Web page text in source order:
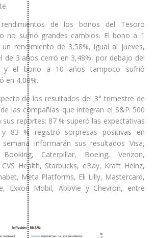
de los bonos del Tesoro
no sufrió grandes cambios. El bono a 1
rendimiento de 3,58%, igual al jueves,
de 3 años cerró en 3,48%, por debajo del
y el bono a 10 años tampoco sufrió
en 4,00%.
de los resultados del 3° trimestre de
las compañías que integran el S&P 500
reportes: 87 % superó las expectativas
y 83 % registró sorpresas positivas en
semana informarán sus resultados Visa,
Booking, Caterpillar, Boeing, Verizon,
Health, Starbucks, eBay, Kraft Heinz,
Meta Platforms, Eli Lilly, Mastercard,
Exxon Mobil, AbbVie y Chevron, entre